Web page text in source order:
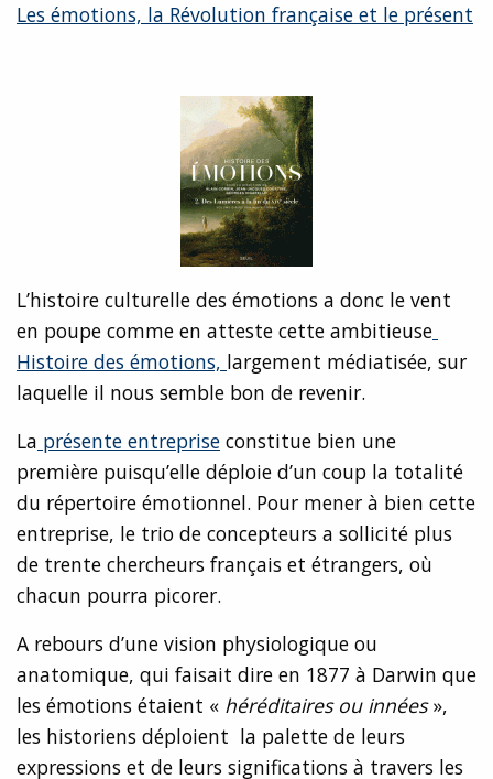
Les émotions, la Révolution française et le présent
L’histoire culturelle des émotions a donc le vent
en poupe comme en atteste cette ambitieuse
Histoire des émotions, largement médiatisée, sur
laquelle il nous semble bon de revenir.
La présente entreprise constitue bien une
première puisqu’elle déploie d’un coup la totalité
du répertoire émotionnel. Pour mener à bien cette
entreprise, le trio de concepteurs a sollicité plus
de trente chercheurs français et étrangers, où
chacun pourra picorer.
A rebours d’une vision physiologique ou
anatomique, qui faisait dire en 1877 à Darwin que
les émotions étaient « héréditaires ou innées»,
les historiens déploient la palette de leurs
expressions et de leurs significations à travers les